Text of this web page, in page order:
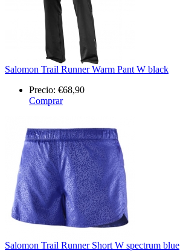
Salomon Trail Runner Warm Pant W black
Precio: €68,90
Comprar
Salomon Trail Runner Short W spectrum blue